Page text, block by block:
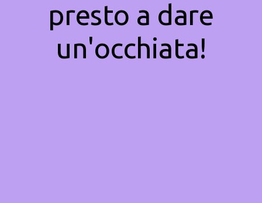
presto a dare
un'occhiata!